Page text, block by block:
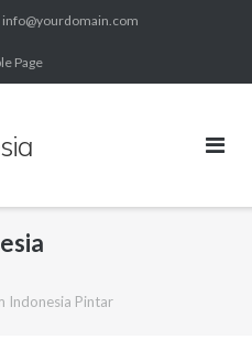
info@yourdomain.com
Page
Indonesia Pintar